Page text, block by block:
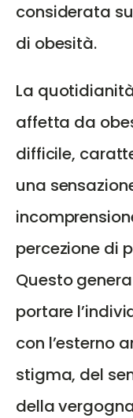
considerata
di obesità.
La
affetta da
difficile,
una
percezione di
Questo
portare
con l’esterno
stigma, del
della